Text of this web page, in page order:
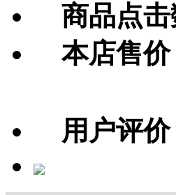
商品点击
本店售价
用户评价